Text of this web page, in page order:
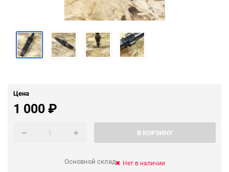
Цена
1 000₽
В КОРЗИНУ
Основной склад Нет в наличии